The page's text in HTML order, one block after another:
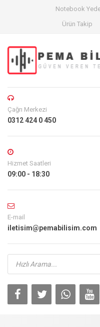
Notebook
Ürün Takip
Çağrı Merkezi
0312 424 0 450
Hizmet Saatleri
09:00 - 18:30
E-mail
iletisim@pemabilisim.com
Products
search